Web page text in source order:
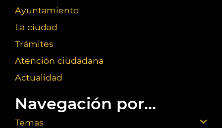
Ayuntamiento
La ciudad
Trámites
Atención ciudadana
Actualidad
Navegación por...
Temas